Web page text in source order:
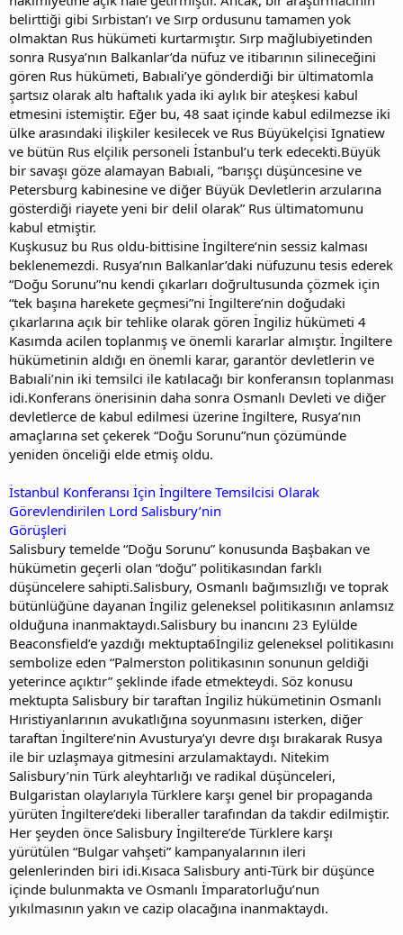
belirttiği gibi Sırbistan’ı ve Sırp ordusunu tamamen yok
olmaktan Rus hükümeti kurtarmıştır. Sırp mağlubiyetinden
sonra Rusya’nın Balkanlar’da nüfuz ve itibarının silineceğini
gören Rus hükümeti, Babıali’ye gönderdiği bir ültimatomla
şartsız olarak altı haftalık yada iki aylık bir ateşkesi kabul
etmesini istemiştir. Eğer bu, 48 saat içinde kabul edilmezse iki
ülke arasındaki ilişkiler kesilecek ve Rus Büyükelçisi Ignatiew
ve bütün Rus elçilik personeli İstanbul’u terk edecekti.Büyük
bir savaşı göze alamayan Babıali, “barışçı düşüncesine ve
Petersburg kabinesine ve diğer Büyük Devletlerin arzularına
gösterdiği riayete yeni bir delil olarak” Rus ültimatomunu
kabul etmiştir.
Kuşkusuz bu Rus oldu-bittisine İngiltere’nin sessiz kalması
beklenemezdi. Rusya’nın Balkanlar’daki nüfuzunu tesis ederek
“Doğu Sorunu”nu kendi çıkarları doğrultusunda çözmek için
“tek başına harekete geçmesi”ni İngiltere’nin doğudaki
çıkarlarına açık bir tehlike olarak gören İngiliz hükümeti 4
Kasımda acilen toplanmış ve önemli kararlar almıştır. İngiltere
hükümetinin aldığı en önemli karar, garantör devletlerin ve
Babıali’nin iki temsilci ile katılacağı bir konferansın toplanması
idi.Konferans önerisinin daha sonra Osmanlı Devleti ve diğer
devletlerce de kabul edilmesi üzerine İngiltere, Rusya’nın
amaçlarına set çekerek “Doğu Sorunu”nun çözümünde
yeniden önceliği elde etmiş oldu.
İstanbul Konferansı İçin İngiltere Temsilcisi Olarak
Görevlendirilen Lord Salisbury’nin
Görüşleri
Salisbury temelde “Doğu Sorunu” konusunda Başbakan ve
hükümetin geçerli olan “doğu” politikasından farklı
düşüncelere sahipti.Salisbury, Osmanlı bağımsızlığı ve toprak
bütünlüğüne dayanan İngiliz geleneksel politikasının anlamsız
olduğuna inanmaktaydı.Salisbury bu inancını 23 Eylülde
Beaconsfield’e yazdığı mektupta6İngiliz geleneksel politikasını
sembolize eden “Palmerston politikasının sonunun geldiği
yeterince açıktır” şeklinde ifade etmekteydi. Söz konusu
mektupta Salisbury bir taraftan İngiliz hükümetinin Osmanlı
Hıristiyanlarının avukatlığına soyunmasını isterken, diğer
taraftan İngiltere’nin Avusturya’yı devre dışı bırakarak Rusya
ile bir uzlaşmaya gitmesini arzulamaktaydı. Nitekim
Salisbury’nin Türk aleyhtarlığı ve radikal düşünceleri,
Bulgaristan olaylarıyla Türklere karşı genel bir propaganda
yürüten İngiltere’deki liberaller tarafından da takdir edilmiştir.
Her şeyden önce Salisbury İngiltere’de Türklere karşı
yürütülen “Bulgar vahşeti” kampanyalarının ileri
gelenlerinden biri idi.Kısaca Salisbury anti-Türk bir düşünce
içinde bulunmakta ve Osmanlı İmparatorluğu’nun
yıkılmasının yakın ve cazip olacağına inanmaktaydı.